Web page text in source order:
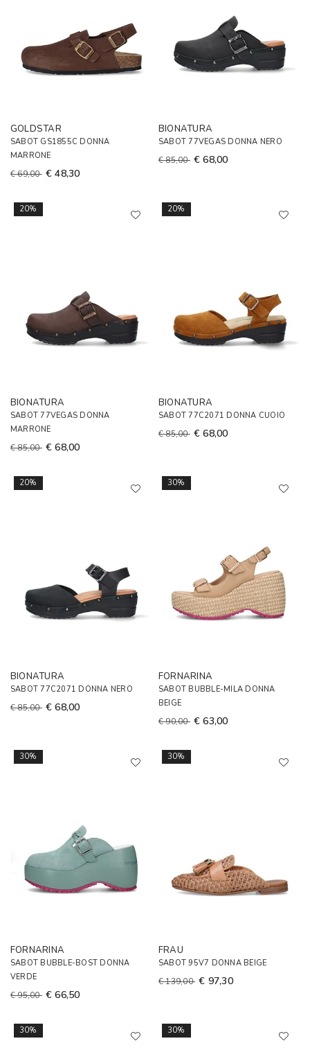
GOLDSTAR
SABOT GS1855C DONNA
MARRONE
€ 69,00 € 48,30
BIONATURA
SABOT 77VEGAS DONNA NERO
€ 85,00 € 68,00
20%
BIONATURA
SABOT 77VEGAS DONNA
MARRONE
€ 85,00 € 68,00
20%
BIONATURA
SABOT 77C2071 DONNA CUOIO
€ 85,00 € 68,00
20%
BIONATURA
SABOT 77C2071 DONNA NERO
€ 85,00 € 68,00
30%
FORNARINA
SABOT BUBBLE-MILA DONNA
BEIGE
€ 90,00 € 63,00
30%
FORNARINA
SABOT BUBBLE-BOST DONNA
VERDE
€ 95,00 € 66,50
30%
FRAU
SABOT 95V7 DONNA BEIGE
€ 139,00 € 97,30
30% 30%